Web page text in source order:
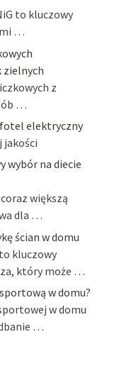
to kluczowy
…
zielnych
z
…
elektryczny
jakości
wybór na diecie
większą
dla …
ścian w domu
kluczowy
który może …
w domu?
w domu
…